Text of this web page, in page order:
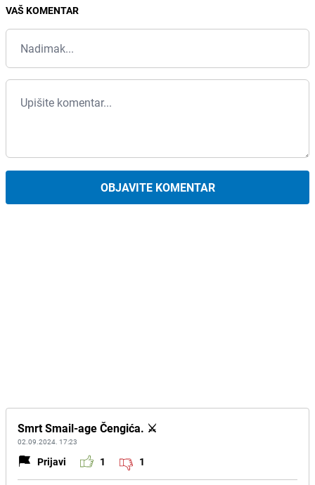
VAŠ KOMENTAR
OBJAVITE KOMENTAR
Smrt Smail-age Čengića. ⚔️
02.09.2024. 17:23
Prijavi 1 1